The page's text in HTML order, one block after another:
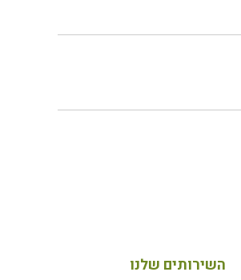
השירותים שלנו